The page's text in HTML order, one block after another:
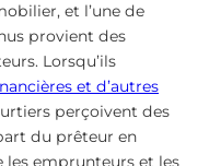
et l’une de
provient des
Lorsqu’ils
et d’autres
perçoivent des
du prêteur en